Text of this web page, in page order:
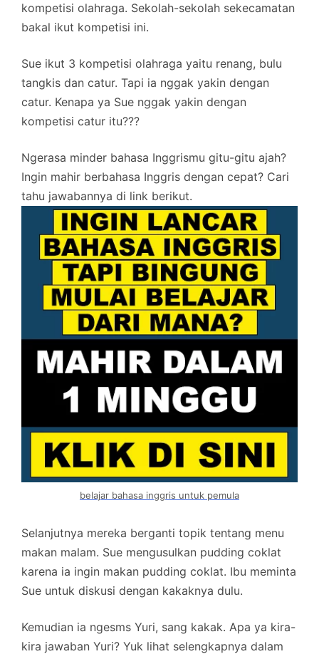
kompetisi olahraga. Sekolah-sekolah sekecamatan
bakal ikut kompetisi ini.
Sue ikut 3 kompetisi olahraga yaitu renang, bulu
tangkis dan catur. Tapi ia nggak yakin dengan
catur. Kenapa ya Sue nggak yakin dengan
kompetisi catur itu???
Ngerasa minder bahasa Inggrismu gitu-gitu ajah?
Ingin mahir berbahasa Inggris dengan cepat? Cari
tahu jawabannya di link berikut.
belajar bahasa inggris untuk pemula
Selanjutnya mereka berganti topik tentang menu
makan malam. Sue mengusulkan pudding coklat
karena ia ingin makan pudding coklat. Ibu meminta
Sue untuk diskusi dengan kakaknya dulu.
Kemudian ia ngesms Yuri, sang kakak. Apa ya kira-
kira jawaban Yuri? Yuk lihat selengkapnya dalam